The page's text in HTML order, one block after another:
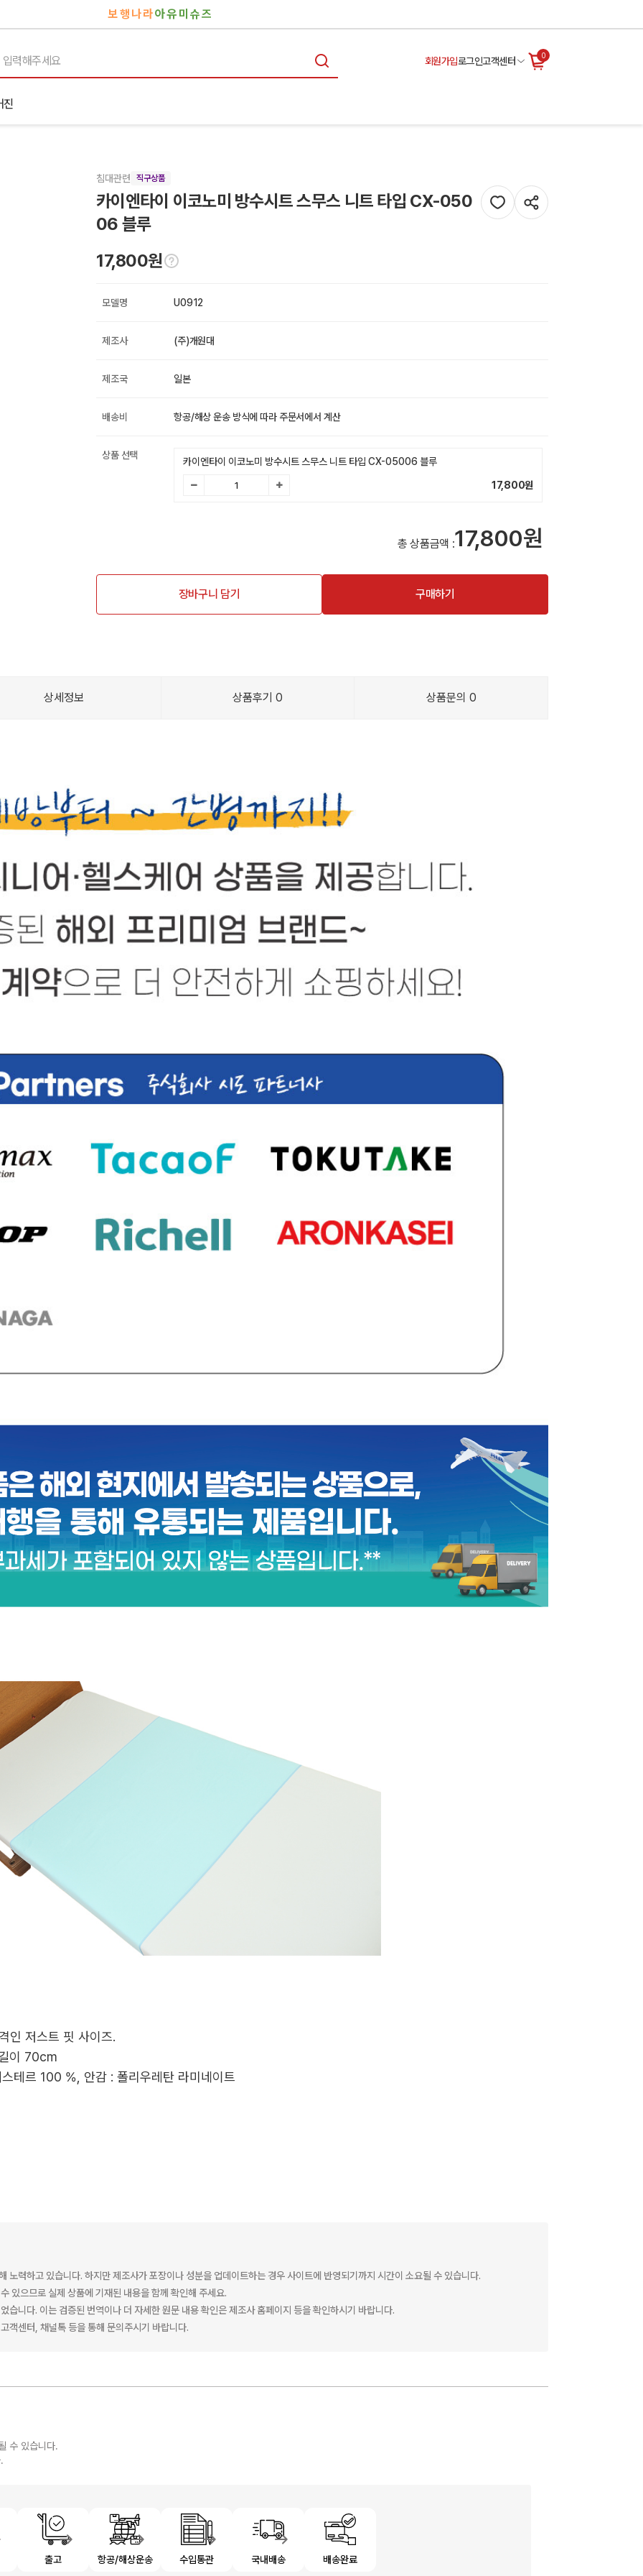
보행나라아유미슈즈
회원가입로그인고객센터 0
진
침대관련 직구상품
카이엔타이 이코노미 방수시트 스무스 니트 타입 CX-050
06 블루
17,800원
모델명 U0912
제조사 (주)개원대
제조국 일본
배송비 항공/해상 운송 방식에 따라 주문서에서 계산
상품 선택
카이엔타이 이코노미 방수시트 스무스 니트 타입 CX-05006 블루
17,800원
총 상품금액 :17,800원
장바구니 담기 구매하기
상세정보 상품후기 0 상품문의 0
인 저스트 핏 사이즈.
이 70cm
테르 100 %, 안감 : 폴리우레탄 라미네이트
노력하고 있습니다. 하지만 제조사가 포장이나 성분을 업데이트하는 경우 사이트에 반영되기까지 시간이 소요될 수 있습니다.
있으므로 실제 상품에 기재된 내용을 함께 확인해 주세요.
습니다. 이는 검증된 번역이나 더 자세한 원문 내용 확인은 제조사 홈페이지 등을 확인하시기 바랍니다.
객센터, 채널톡 등을 통해 문의주시기 바랍니다.
수 있습니다.
출고 항공/해상운송 수입통관 국내배송 배송완료